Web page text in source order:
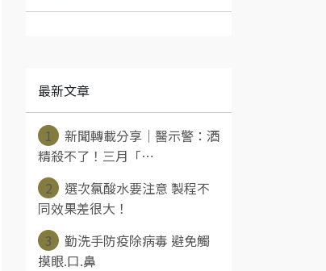
最新文章
1
新聞轉載分享｜醫示警：酒
精殺不了！三月「⋯
2
選次氯酸水要注意 製程不
同效果差很大！
3
勤洗手防疫除病毒 避免觸
摸眼.口.鼻